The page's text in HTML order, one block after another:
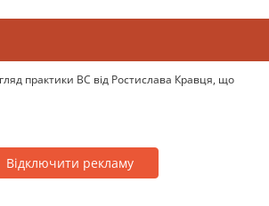
практики ВС від Ростислава Кравця, що
Відключити рекламу